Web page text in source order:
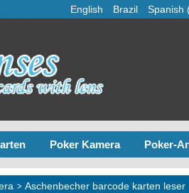
English Brazil Spanish
Poker Kamera Poker-
> Aschenbecher barcode karten leser